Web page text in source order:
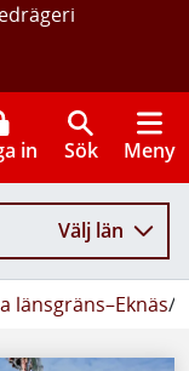
in Sök Meny
Välj län
länsgräns–Eknäs/